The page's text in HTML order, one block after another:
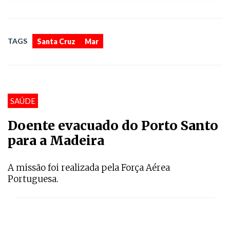
TAGS Santa Cruz Mar
SAÚDE
Doente evacuado do Porto Santo
para a Madeira
A missão foi realizada pela Força Aérea
Portuguesa.